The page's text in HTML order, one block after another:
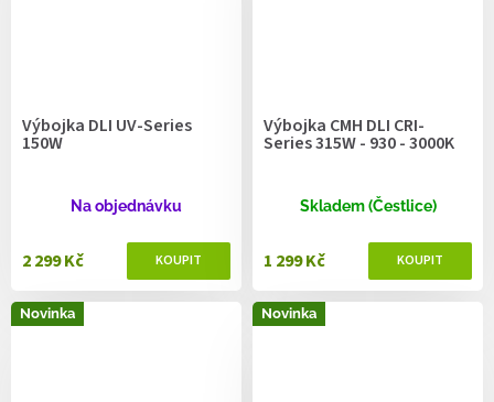
Výbojka DLI UV-Series
150W
Na objednávku
2 299 Kč
Výbojka CMH DLI CRI-
Series 315W - 930 - 3000K
Skladem (Čestlice)
1 299 Kč
Novinka Novinka